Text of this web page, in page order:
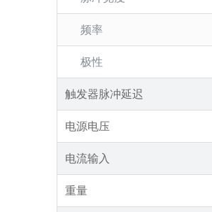
频率
极性
触发器脉冲延迟
电源电压
电流输入
重量